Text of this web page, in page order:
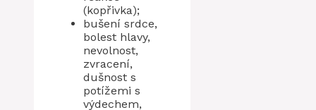
(kopřivka);
bušení srdce,
bolest hlavy,
nevolnost,
zvracení,
dušnost s
potížemi s
výdechem,